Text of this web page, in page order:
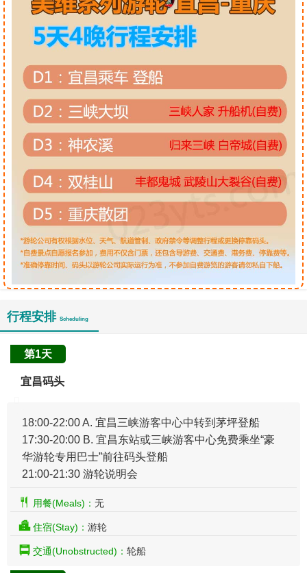
行程安排 Scheduling
第1天
宜昌码头
18:00-22:00 A. 宜昌三峡游客中心中转到茅坪登船
17:30-20:00 B. 宜昌东站或三峡游客中心免费乘坐“豪
华游轮专用巴士”前往码头登船
21:00-21:30 游轮说明会
用餐(Meals)： 无
住宿(Stay)： 游轮
交通(Unobstructed)： 轮船